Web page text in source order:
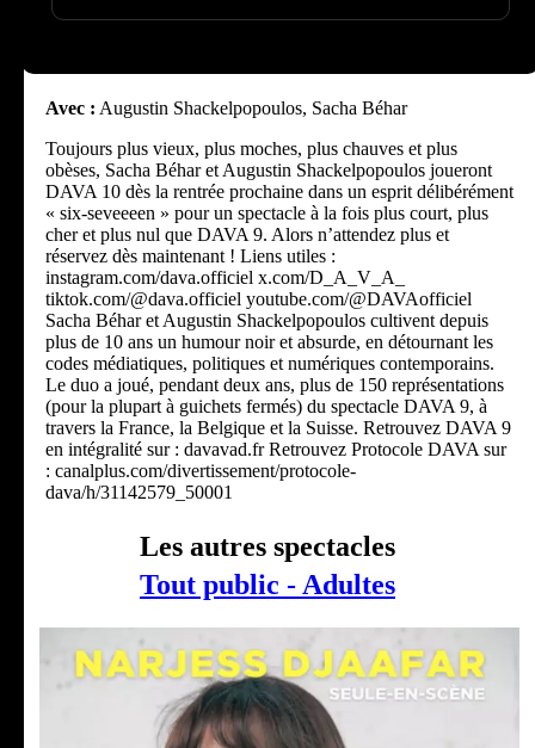
Avec : Augustin Shackelpopoulos, Sacha Béhar
Toujours plus vieux, plus moches, plus chauves et plus
obèses, Sacha Béhar et Augustin Shackelpopoulos joueront
DAVA 10 dès la rentrée prochaine dans un esprit délibérément
« six-seveeeen » pour un spectacle à la fois plus court, plus
cher et plus nul que DAVA 9. Alors n’attendez plus et
réservez dès maintenant ! Liens utiles :
instagram.com/dava.officiel x.com/D_A_V_A_
tiktok.com/@dava.officiel youtube.com/@DAVAofficiel
Sacha Béhar et Augustin Shackelpopoulos cultivent depuis
plus de 10 ans un humour noir et absurde, en détournant les
codes médiatiques, politiques et numériques contemporains.
Le duo a joué, pendant deux ans, plus de 150 représentations
(pour la plupart à guichets fermés) du spectacle DAVA 9, à
travers la France, la Belgique et la Suisse. Retrouvez DAVA 9
en intégralité sur : davavad.fr Retrouvez Protocole DAVA sur
: canalplus.com/divertissement/protocole-
dava/h/31142579_50001
Les autres spectacles
Tout public - Adultes